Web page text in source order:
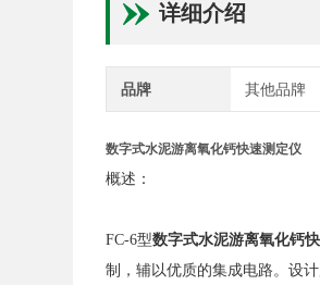
详细介绍
品牌 其他品牌
数字式水泥游离氧化钙快速测定仪
概述：
FC-6型数字式水泥游离氧化钙
制，辅以优质的集成电路。设